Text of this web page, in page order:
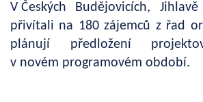
V Českých Budějovicích,
přivítali na 180 zájemců z řad
plánují předložení
v novém programovém období.